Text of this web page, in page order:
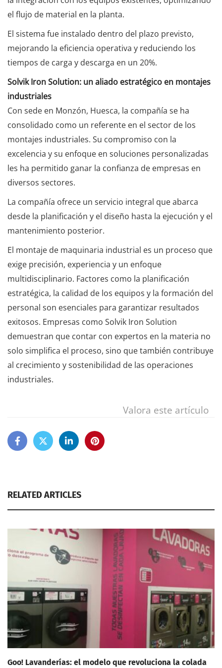
el flujo de material en la planta.
El sistema fue instalado dentro del plazo previsto,
mejorando la eficiencia operativa y reduciendo los
tiempos de carga y descarga en un 20%.
Solvik Iron Solution: un aliado estratégico en montajes
industriales
Con sede en Monzón, Huesca, la compañía se ha
consolidado como un referente en el sector de los
montajes industriales. Su compromiso con la
excelencia y su enfoque en soluciones personalizadas
les ha permitido ganar la confianza de empresas en
diversos sectores.
La compañía ofrece un servicio integral que abarca
desde la planificación y el diseño hasta la ejecución y el
mantenimiento posterior.
El montaje de maquinaria industrial es un proceso que
exige precisión, experiencia y un enfoque
multidisciplinario. Factores como la planificación
estratégica, la calidad de los equipos y la formación del
personal son esenciales para garantizar resultados
exitosos. Empresas como Solvik Iron Solution
demuestran que contar con expertos en la materia no
solo simplifica el proceso, sino que también contribuye
al crecimiento y sostenibilidad de las operaciones
industriales.
Valora este artículo
RELATED ARTICLES
Goo! Lavanderías: el modelo que revoluciona la colada